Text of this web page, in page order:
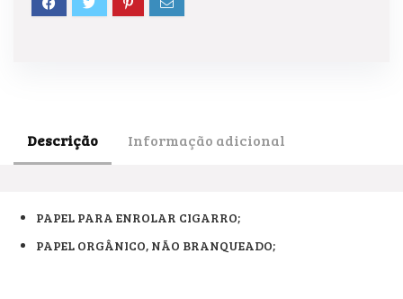
Descrição Informação adicional
PAPEL PARA ENROLAR CIGARRO;
PAPEL ORGÂNICO, NÃO BRANQUEADO;